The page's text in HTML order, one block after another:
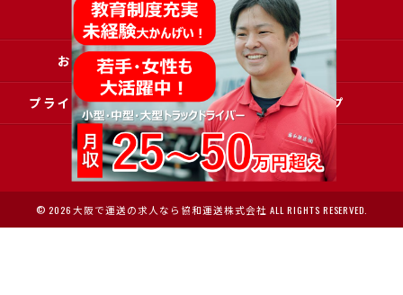
ブログ コラム
お問い合わせ 採用申込
プライバシーポリシー サイトマップ
© 2026 大阪で運送の求人なら協和運送株式会社 ALL RIGHTS RESERVED.